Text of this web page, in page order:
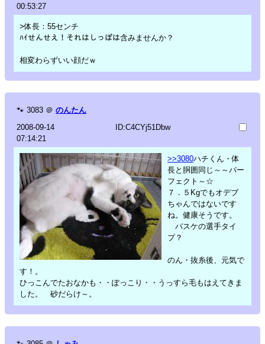
00:53:27
>体長：55センチ
ﾊｲせんせえ！それはしっぽは含みませんか？
相変わらずいい顔だｗ
🐾 3083 ＠ のんたん
2008-09-14
07:14:21
ID:C4CYj51Dbw
>>3080ハチくん・体
長と胴囲同じ～～パー
フェクト～☆
７．５Kgでもオデブ
ちゃんではないです
ね。健康そうです。
バスケの選手タイ
プ？
のん・抜糸後、元気で
す！。
ひっこんでたおなかも・・ぽっこり・・うっすら毛もはえてきま
した。 砂だらけ～。